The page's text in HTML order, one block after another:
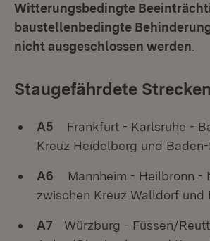
Witterungsbedingte
baustellenbedingte
nicht ausgeschlossen werden
Staugefährdete
A5 Frankfurt - Karlsruhe -
Kreuz Heidelberg und
A6 Mannheim - Heilbronn -
zwischen Kreuz Walldorf und
A7 Würzburg - Füssen/